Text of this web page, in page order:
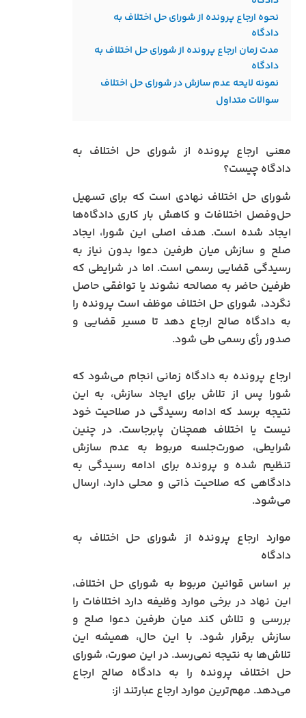
نحوه ارجاع پرونده از شورای حل اختلاف به
دادگاه
مدت زمان ارجاع پرونده از شورای حل اختلاف به
دادگاه
نمونه لایحه عدم سازش در شورای حل اختلاف
سوالات متداول
معنی ارجاع پرونده از شورای حل اختلاف به
دادگاه چیست؟
شورای حل اختلاف نهادی است که برای تسهیل
حل‌وفصل اختلافات و کاهش بار کاری دادگاه‌ها
ایجاد شده است. هدف اصلی این شورا، ایجاد
صلح و سازش میان طرفین دعوا بدون نیاز به
رسیدگی قضایی رسمی است. اما در شرایطی که
طرفین حاضر به مصالحه نشوند یا توافقی حاصل
نگردد، شورای حل اختلاف موظف است پرونده را
به دادگاه صالح ارجاع دهد تا مسیر قضایی و
صدور رأی رسمی طی شود.
ارجاع پرونده به دادگاه زمانی انجام می‌شود که
شورا پس از تلاش برای ایجاد سازش، به این
نتیجه برسد که ادامه رسیدگی در صلاحیت خود
نیست یا اختلاف همچنان پابرجاست. در چنین
شرایطی، صورت‌جلسه مربوط به عدم سازش
تنظیم شده و پرونده برای ادامه رسیدگی به
دادگاهی که صلاحیت ذاتی و محلی دارد، ارسال
می‌شود.
موارد ارجاع پرونده از شورای حل اختلاف به
دادگاه
بر اساس قوانین مربوط به شورای حل اختلاف،
این نهاد در برخی موارد وظیفه دارد اختلافات را
بررسی و تلاش کند میان طرفین دعوا صلح و
سازش برقرار شود. با این حال، همیشه این
تلاش‌ها به نتیجه نمی‌رسد. در این صورت، شورای
حل اختلاف پرونده را به دادگاه صالح ارجاع
می‌دهد. مهم‌ترین موارد ارجاع عبارتند از: